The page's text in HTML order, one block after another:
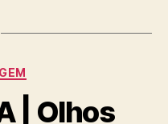
| Olhos